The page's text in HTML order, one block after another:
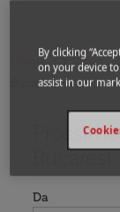
Home Voli
Bucarest
Bucarest
Da
Prova ad
By clicking
on your device
assist in our